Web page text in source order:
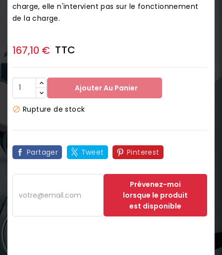
charge, elle n'intervient pas sur le fonctionnement
de la charge.
167,10 € TTC
Ajouter Au Panier
 Rupture de stock
Partager Tweet Pinterest
Prévenez-moi
lorsque le produit
est disponible